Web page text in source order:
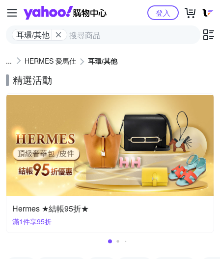
Yahoo購物中心
耳環/其他
登入
HERMES 愛馬仕 耳環/其他
精選活動
Hermes ★結帳95折★
滿1件享95折